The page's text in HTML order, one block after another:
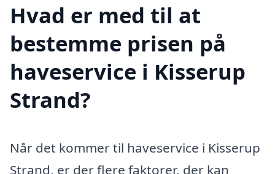
Hvad er med til at
bestemme prisen på
haveservice i Kisserup
Strand?
Når det kommer til haveservice i Kisserup
Strand, er der flere faktorer, der kan